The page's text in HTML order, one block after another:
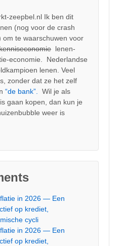
zeepbel.nl Ik ben dit
(nog voor de crash
te waarschuwen voor
lenen-
economie. Nederlandse
lenen. Veel
zonder dat ze het zelf
“de bank”.
Wil je als
gaan kopen, dan kun je
weer is
in 2026 — Een
op krediet,
cycli
in 2026 — Een
op krediet,